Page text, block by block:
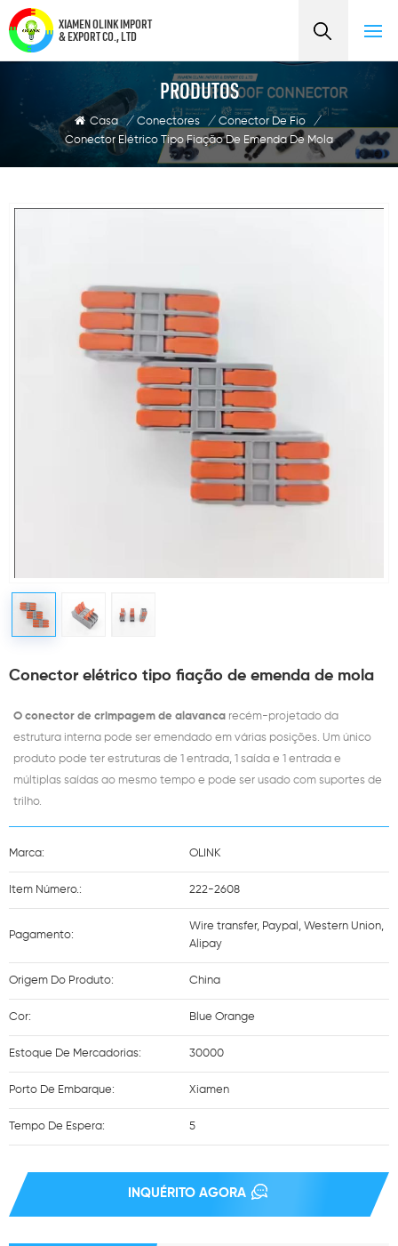
XIAMEN OLINK IMPORT
& EXPORT CO., LTD
PRODUTOS
Casa / Conectores / Conector De Fio
/
Conector Elétrico Tipo Fiação De Emenda De Mola
Conector elétrico tipo fiação de emenda de mola
O conector de crimpagem de alavanca recém-projetado da
estrutura interna pode ser emendado em várias posições. Um único
produto pode ter estruturas de 1 entrada, 1 saída e 1 entrada e
múltiplas saídas ao mesmo tempo e pode ser usado com suportes de
trilho.
Marca: OLINK
Item Número.: 222-2608
Pagamento:
Wire transfer, Paypal, Western Union,
Alipay
Origem Do Produto: China
Cor: Blue Orange
Estoque De Mercadorias: 30000
Porto De Embarque: Xiamen
Tempo De Espera: 5
INQUÉRITO AGORA